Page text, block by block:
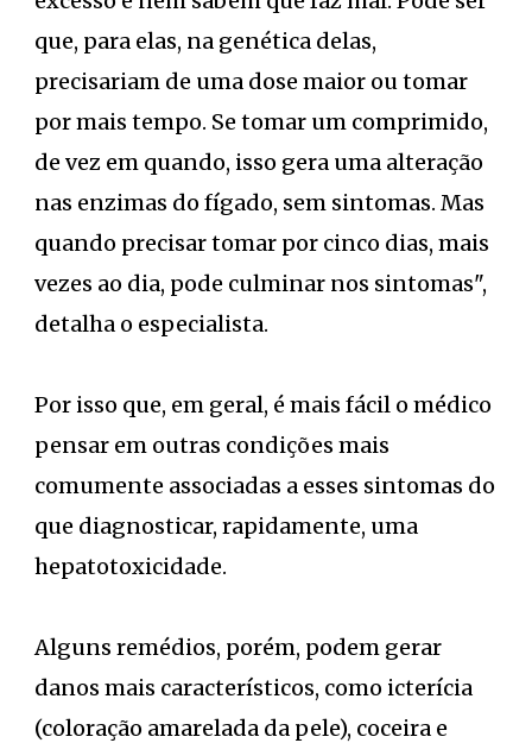
que, para elas, na genética delas,
precisariam de uma dose maior ou tomar
por mais tempo. Se tomar um comprimido,
de vez em quando, isso gera uma alteração
nas enzimas do fígado, sem sintomas. Mas
quando precisar tomar por cinco dias, mais
vezes ao dia, pode culminar nos sintomas",
detalha o especialista.
Por isso que, em geral, é mais fácil o médico
pensar em outras condições mais
comumente associadas a esses sintomas do
que diagnosticar, rapidamente, uma
hepatotoxicidade.
Alguns remédios, porém, podem gerar
danos mais característicos, como icterícia
(coloração amarelada da pele), coceira e